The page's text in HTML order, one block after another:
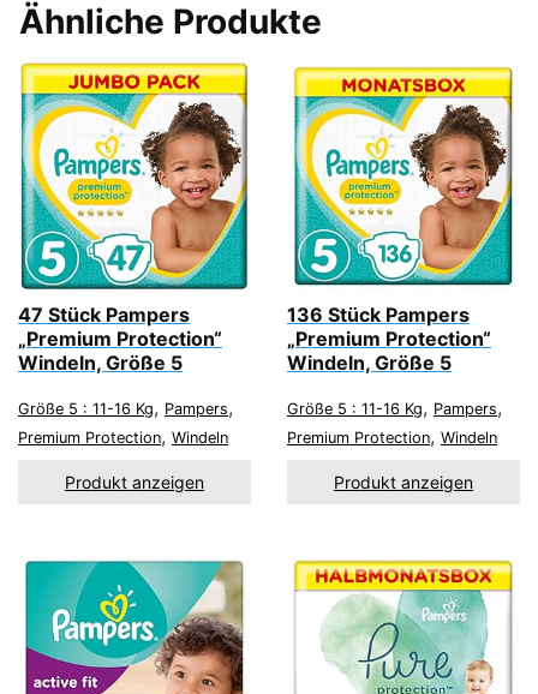
Ähnliche Produkte
47 Stück Pampers
„Premium Protection“
Windeln, Größe 5
Größe 5 : 11-16 Kg, Pampers,
Premium Protection, Windeln
Produkt anzeigen
136 Stück Pampers
„Premium Protection“
Windeln, Größe 5
Größe 5 : 11-16 Kg, Pampers,
Premium Protection, Windeln
Produkt anzeigen